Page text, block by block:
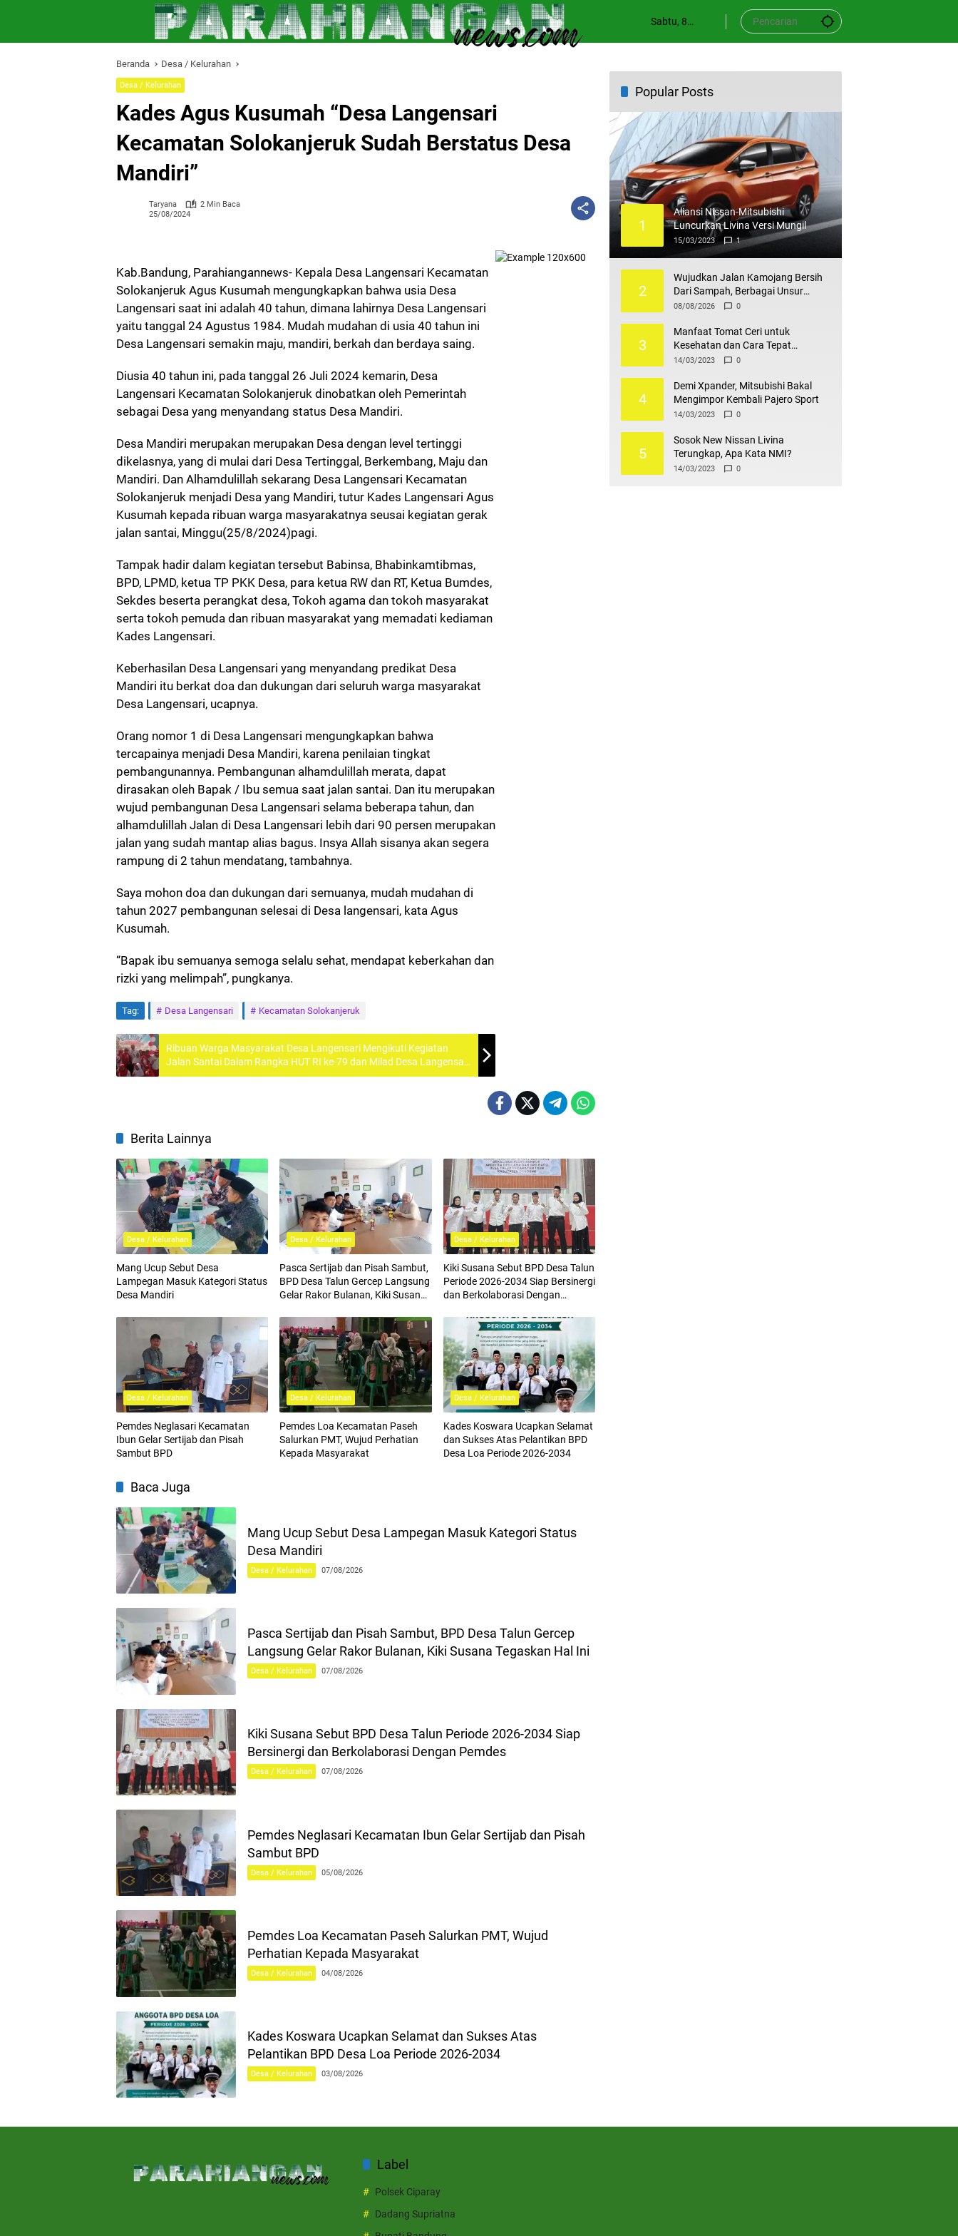
Sabtu, 8
Beranda Desa / Kelurahan
Desa / Kelurahan
Kades Agus Kusumah “Desa Langensari
Kecamatan Solokanjeruk Sudah Berstatus Desa
Mandiri”
Taryana
2 Min Baca
25/08/2024
Kab.Bandung, Parahiangannews- Kepala Desa Langensari Kecamatan
Solokanjeruk Agus Kusumah mengungkapkan bahwa usia Desa
Langensari saat ini adalah 40 tahun, dimana lahirnya Desa Langensari
yaitu tanggal 24 Agustus 1984. Mudah mudahan di usia 40 tahun ini
Desa Langensari semakin maju, mandiri, berkah dan berdaya saing.
Diusia 40 tahun ini, pada tanggal 26 Juli 2024 kemarin, Desa
Langensari Kecamatan Solokanjeruk dinobatkan oleh Pemerintah
sebagai Desa yang menyandang status Desa Mandiri.
Desa Mandiri merupakan merupakan Desa dengan level tertinggi
dikelasnya, yang di mulai dari Desa Tertinggal, Berkembang, Maju dan
Mandiri. Dan Alhamdulillah sekarang Desa Langensari Kecamatan
Solokanjeruk menjadi Desa yang Mandiri, tutur Kades Langensari Agus
Kusumah kepada ribuan warga masyarakatnya seusai kegiatan gerak
jalan santai, Minggu(25/8/2024)pagi.
Tampak hadir dalam kegiatan tersebut Babinsa, Bhabinkamtibmas,
BPD, LPMD, ketua TP PKK Desa, para ketua RW dan RT, Ketua Bumdes,
Sekdes beserta perangkat desa, Tokoh agama dan tokoh masyarakat
serta tokoh pemuda dan ribuan masyarakat yang memadati kediaman
Kades Langensari.
Keberhasilan Desa Langensari yang menyandang predikat Desa
Mandiri itu berkat doa dan dukungan dari seluruh warga masyarakat
Desa Langensari, ucapnya.
Orang nomor 1 di Desa Langensari mengungkapkan bahwa
tercapainya menjadi Desa Mandiri, karena penilaian tingkat
pembangunannya. Pembangunan alhamdulillah merata, dapat
dirasakan oleh Bapak / Ibu semua saat jalan santai. Dan itu merupakan
wujud pembangunan Desa Langensari selama beberapa tahun, dan
alhamdulillah Jalan di Desa Langensari lebih dari 90 persen merupakan
jalan yang sudah mantap alias bagus. Insya Allah sisanya akan segera
rampung di 2 tahun mendatang, tambahnya.
Saya mohon doa dan dukungan dari semuanya, mudah mudahan di
tahun 2027 pembangunan selesai di Desa langensari, kata Agus
Kusumah.
“Bapak ibu semuanya semoga selalu sehat, mendapat keberkahan dan
rizki yang melimpah”, pungkanya.
Tag: Desa Langensari Kecamatan Solokanjeruk
Ribuan Warga Masyarakat Desa Langensari Mengikuti Kegiatan
Jalan Santai Dalam Rangka HUT RI ke-79 dan Milad Desa Langensari
ke-40
Berita Lainnya
Desa / Kelurahan
Mang Ucup Sebut Desa
Lampegan Masuk Kategori Status
Desa Mandiri
Desa / Kelurahan
Pasca Sertijab dan Pisah Sambut,
BPD Desa Talun Gercep Langsung
Gelar Rakor Bulanan, Kiki Susana
Desa / Kelurahan
Kiki Susana Sebut BPD Desa Talun
Periode 2026-2034 Siap Bersinergi
dan Berkolaborasi Dengan
Desa / Kelurahan
Pemdes Neglasari Kecamatan
Ibun Gelar Sertijab dan Pisah
Sambut BPD
Desa / Kelurahan
Pemdes Loa Kecamatan Paseh
Salurkan PMT, Wujud Perhatian
Kepada Masyarakat
Desa / Kelurahan
Kades Koswara Ucapkan Selamat
dan Sukses Atas Pelantikan BPD
Desa Loa Periode 2026-2034
Baca Juga
Mang Ucup Sebut Desa Lampegan Masuk Kategori Status
Desa Mandiri
Desa / Kelurahan 07/08/2026
Pasca Sertijab dan Pisah Sambut, BPD Desa Talun Gercep
Langsung Gelar Rakor Bulanan, Kiki Susana Tegaskan Hal Ini
Desa / Kelurahan 07/08/2026
Kiki Susana Sebut BPD Desa Talun Periode 2026-2034 Siap
Bersinergi dan Berkolaborasi Dengan Pemdes
Desa / Kelurahan 07/08/2026
Pemdes Neglasari Kecamatan Ibun Gelar Sertijab dan Pisah
Sambut BPD
Desa / Kelurahan 05/08/2026
Pemdes Loa Kecamatan Paseh Salurkan PMT, Wujud
Perhatian Kepada Masyarakat
Desa / Kelurahan 04/08/2026
Kades Koswara Ucapkan Selamat dan Sukses Atas
Pelantikan BPD Desa Loa Periode 2026-2034
Desa / Kelurahan 03/08/2026
Popular Posts
1
Aliansi Nissan-Mitsubishi
Luncurkan Livina Versi Mungil
15/03/2023 1
2
Wujudkan Jalan Kamojang Bersih
Dari Sampah, Berbagai Unsur
Laksanakan Korve
08/08/2026 0
3
Manfaat Tomat Ceri untuk
Kesehatan dan Cara Tepat
Mengonsumsinya
14/03/2023 0
4
Demi Xpander, Mitsubishi Bakal
Mengimpor Kembali Pajero Sport
14/03/2023 0
5
Sosok New Nissan Livina
Terungkap, Apa Kata NMI?
14/03/2023 0
Label
Polsek Ciparay
Dadang Supriatna